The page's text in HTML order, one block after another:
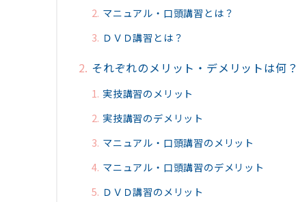
マニュアル・口頭講習とは？
ＤＶＤ講習とは？
それぞれのメリット・デメリットは何？
実技講習のメリット
実技講習のデメリット
マニュアル・口頭講習のメリット
マニュアル・口頭講習のデメリット
ＤＶＤ講習のメリット